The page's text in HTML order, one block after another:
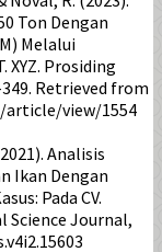
Ton Dengan
Melalui
XYZ. Prosiding
Retrieved from
view/1554
Analisis
Ikan Dengan
Pada CV.
Science Journal,